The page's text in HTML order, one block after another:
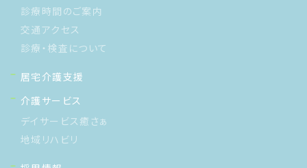
診療時間のご案内
交通アクセス
診療・検査について
居宅介護支援
介護サービス
デイサービス癒さぁ
地域リハビリ